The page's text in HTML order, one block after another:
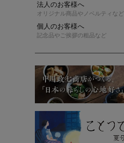
法人のお客様へ
オリジナル商品やノベルティなど
個人のお客様へ
記念品やご挨拶の粗品など